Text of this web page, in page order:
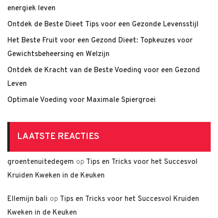
energiek leven
Ontdek de Beste Dieet Tips voor een Gezonde Levensstijl
Het Beste Fruit voor een Gezond Dieet: Topkeuzes voor
Gewichtsbeheersing en Welzijn
Ontdek de Kracht van de Beste Voeding voor een Gezond
Leven
Optimale Voeding voor Maximale Spiergroei
LAATSTE REACTIES
groentenuitedegem op Tips en Tricks voor het Succesvol
Kruiden Kweken in de Keuken
Ellemijn bali op Tips en Tricks voor het Succesvol Kruiden
Kweken in de Keuken